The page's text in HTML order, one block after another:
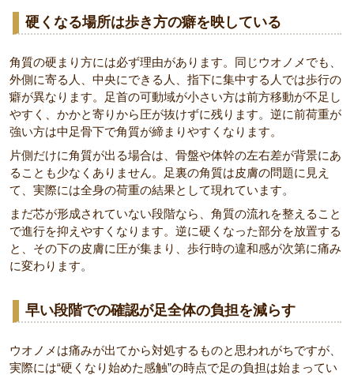
硬くなる場所は歩き方の癖を映している
角質の硬まり方には必ず理由があります。同じウオノメでも、
外側に寄る人、中央にできる人、指下に集中する人では歩行の
癖が異なります。足首の可動域が小さい方は前方移動が不足し
やすく、かかと寄りから圧が抜けずに残ります。逆に前荷重が
強い方は中足骨下で角質が締まりやすくなります。
片側だけに角質が出る場合は、骨盤や体幹の左右差が背景にあ
ることも少なくありません。足裏の角質は皮膚の問題に見え
て、実際には全身の荷重の結果として現れています。
まだ芯が形成されていない段階なら、角質の流れを整えること
で進行を抑えやすくなります。逆に硬くなった部分を放置する
と、その下の皮膚に圧が集まり、歩行時の違和感が次第に痛み
に変わります。
早い段階での確認が足全体の負担を減らす
ウオノメは痛みが出てから対処するものと思われがちですが、
実際には“硬くなり始めた感触”の時点で足の負担は始まってい